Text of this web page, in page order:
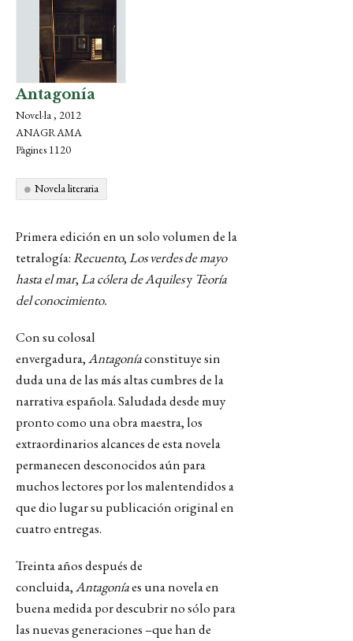
Antagonía
Novel·la , 2012
ANAGRAMA
Pàgines 1120
Novela literaria
Primera edición en un solo volumen de la
tetralogía:Recuento,Los verdes de mayo
hasta el mar,La cólera de Aquilesy Teoría
del conocimiento.
Con su colosal
envergadura,Antagoníaconstituye sin
duda una de las más altas cumbres de la
narrativa española. Saludada desde muy
pronto como una obra maestra, los
extraordinarios alcances de esta novela
permanecen desconocidos aún para
muchos lectores por los malentendidos a
que dio lugar su publicación original en
cuatro entregas.
Treinta años después de
concluida,Antagoníaes una novela en
buena medida por descubrir no sólo para
las nuevas generaciones –que han de